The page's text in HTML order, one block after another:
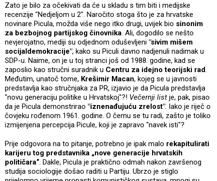
Zato je bilo za očekivati da će u skladu s tim biti i medijske
recenzije "Nedjeljom u 2". Naročito stoga što je za hrvatske
novinare Picula, možda više nego itko drugi, uvijek bio sinonim
za bezbojnog partijskog činovnika. Ali, dogodilo se nešto
nevjerojatno, mediji su odjednom oduševljeni "sivim mišem
socijaldemokracije", kako su Piculi davno nadjenuli nadimak u
SDP-u. Naime, on je u toj stranci još od 1988. godine, kad se
zaposlio kao stručni suradnik u Centru za idejno teorijski rad.
Međutim, unatoč tome, Krešimir Macan, kojeg se u javnosti
predstavlja kao stručnjaka za PR, izjavio je da Picula predstavlja
"novu generaciju politike u Hrvatskoj"?! Večernji list je, pak, pisao
da je Picula demonstrirao "iznenađujuću zrelost". Iako je riječ o
čovjeku rođenom 1961. godine. O čemu se tu radi, zašto je toliko
izmijenjena percepcija Picule, koji je zapravo "navek isti"?
Prije odgovora na to pitanje, potrebno je ipak malo rekapitulirati
karijeru tog predstavnika „nove generacije hrvatskih
političara“. Dakle, Picula je praktično odmah nakon završenog
studija sociologije došao raditi u Partiju. Ubrzo je stiglo